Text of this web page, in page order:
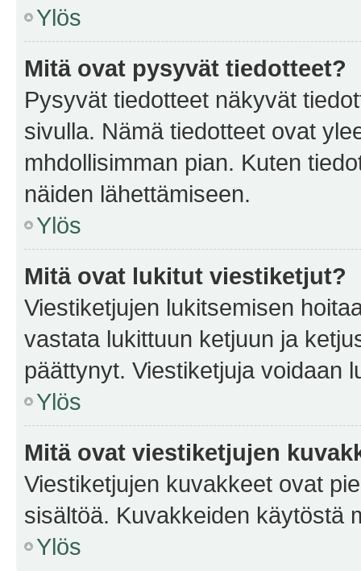
Ylös
Mitä ovat pysyvät tiedotteet?
Pysyvät tiedotteet näkyvät
sivulla. Nämä tiedotteet ovat
mhdollisimman pian. Kuten
näiden lähettämiseen.
Ylös
Mitä ovat lukitut viestiketjut?
Viestiketjujen lukitsemisen
vastata lukittuun ketjuun ja
päättynyt. Viestiketjuja voidaan
Ylös
Mitä ovat viestiketjujen
Viestiketjujen kuvakkeet ovat
sisältöä. Kuvakkeiden käytöstä
Ylös